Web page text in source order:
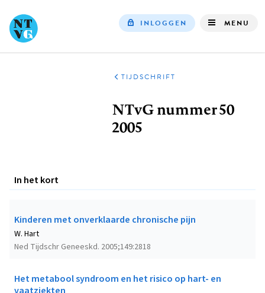
INLOGGEN MENU
TIJDSCHRIFT
NTvG nummer 50
2005
In het kort
Kinderen met onverklaarde chronische pijn
Ned Tijdschr Geneeskd. 2005;149:2818
W. Hart
Het metabool syndroom en het risico op hart- en